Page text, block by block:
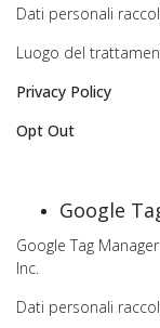
Dati personali
Luogo del
Privacy Policy
Opt Out
Google
Google Tag
Inc.
Dati personali